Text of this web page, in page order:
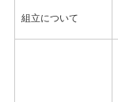
組立について